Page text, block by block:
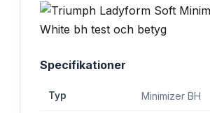
Specifikationer
Typ Minimizer BH